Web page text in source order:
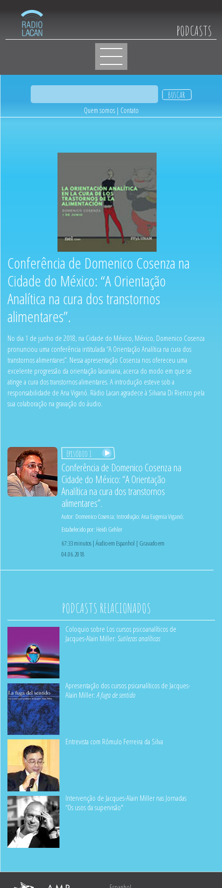
PODCASTS
Quem somos | Contato
Conferência de Domenico Cosenza na
Cidade do México: “A Orientação
Analítica na cura dos transtornos
alimentares”.
No dia 1 de junho de 2018, na Cidade do México, México, Domenico Cosenza
pronunciou uma conferência intitulada “A Orientação Analítica na cura dos
transtornos alimentares”. Nessa apresentação Cosenza nos ofereceu uma
excelente progressão da orientação lacaniana, acerca do modo em que se
atinge a cura dos transtornos alimentares. A introdução esteve sob a
responsabilidade de Ana Viganó. Rádio Lacan agradece à Silvana Di Rienzo pela
sua colaboração na gravação do áudio.
Episódio 1
Conferência de Domenico Cosenza na
Cidade do México: “A Orientação
Analítica na cura dos transtornos
alimentares”.
Autor: Domenico Cosenza; Introdução:Ana Eugenia Viganó;
Estabelecido por: Heidi Gehler
67:33 minutos | Áudio em Espanhol | Gravado em
04.06.2018
PODCASTS RELACIONADOS
Coloquio sobre Los cursos psicoanalíticos de
Jacques-Alain Miller: Sutilezas analíticas
Apresentação dos cursos psicanalíticos de Jacques-
Alain Miller:A fuga de sentido
Entrevista com Rômulo Ferreira da Silva
Intervenção de Jacques-Alain Miller nas Jornadas
“Os usos da supervisão"